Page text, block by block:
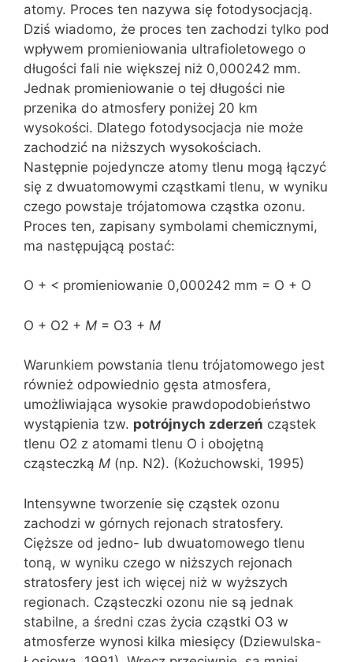
atomy. Proces ten nazywa się fotodysocjacją.
Dziś wiadomo, że proces ten zachodzi tylko pod
wpływem promieniowania ultrafioletowego o
długości fali nie większej niż 0,000242 mm.
Jednak promieniowanie o tej długości nie
przenika do atmosfery poniżej 20 km
wysokości. Dlatego fotodysocjacja nie może
zachodzić na niższych wysokościach.
Następnie pojedyncze atomy tlenu mogą łączyć
się z dwuatomowymi cząstkami tlenu, w wyniku
czego powstaje trójatomowa cząstka ozonu.
Proces ten, zapisany symbolami chemicznymi,
ma następującą postać:
O + < promieniowanie 0,000242 mm = O + O
O + O2 + M = O3 + M
Warunkiem powstania tlenu trójatomowego jest
również odpowiednio gęsta atmosfera,
umożliwiająca wysokie prawdopodobieństwo
wystąpienia tzw. potrójnych zderzeń cząstek
tlenu O2 z atomami tlenu O i obojętną
cząsteczką M (np. N2). (Kożuchowski, 1995)
Intensywne tworzenie się cząstek ozonu
zachodzi w górnych rejonach stratosfery.
Cięższe od jedno- lub dwuatomowego tlenu
toną, w wyniku czego w niższych rejonach
stratosfery jest ich więcej niż w wyższych
regionach. Cząsteczki ozonu nie są jednak
stabilne, a średni czas życia cząstki O3 w
atmosferze wynosi kilka miesięcy (Dziewulska-